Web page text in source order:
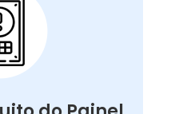
com a
do
pode afetar a
do aparelho